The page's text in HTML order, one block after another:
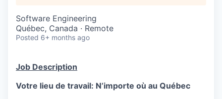
Software Engineering
Québec, Canada · Remote
Posted 6+ months ago
Job Description
Votre lieu de travail: N’importe où au Québec